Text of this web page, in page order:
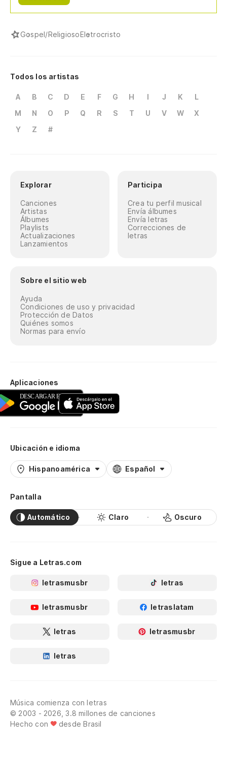
Gospel/ReligiosoEletrocristo
Todos los artistas
A B C D E F G H I J K
L
M
N O P Q R S T U V W
X
Y
Z #
Explorar
Canciones
Artistas
Álbumes
Playlists
Actualizaciones
Lanzamientos
Participa
Crea tu perfil musical
Envía álbumes
Envía letras
Correcciones de
letras
Sobre el sitio web
Ayuda
Condiciones de uso y privacidad
Protección de Datos
Quiénes somos
Normas para envío
Aplicaciones
Ubicación e idioma
Hispanoamérica Español
Pantalla
Automático Claro Oscuro
Sigue a Letras.com
letrasmusbr letras
letrasmusbr letraslatam
letras letrasmusbr
letras
Música comienza con letras
© 2003 - 2026, 3.8 millones de canciones
Hecho con
desde Brasil